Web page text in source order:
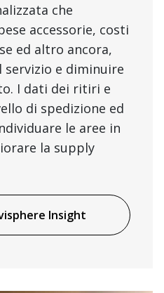
che
accessorie, costi
ed altro ancora,
e diminuire
I dati dei ritiri e
di spedizione ed
le aree in
la supply
Insight